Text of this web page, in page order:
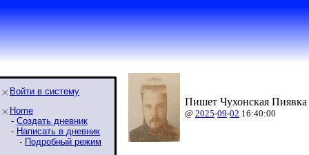
Войти в систему
Home
- Создать дневник
- Написать в дневник
- Подробный режим
Пишет Чухонская Пиявка
@ 2025-09-02 16:40:00